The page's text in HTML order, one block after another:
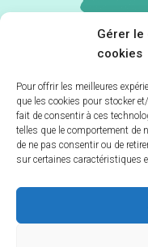
Gérer le
cookies
Pour offrir les meilleures
que les cookies pour stocker
fait de consentir à ces
telles que le comportement de
de ne pas consentir ou de
sur certaines caractéristiques